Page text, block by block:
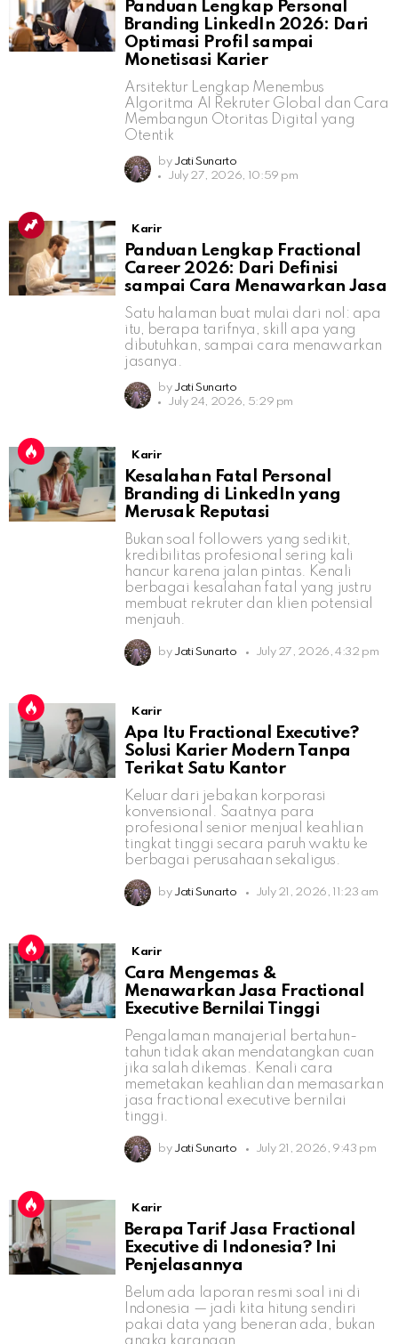
Panduan Lengkap Personal
Branding LinkedIn 2026: Dari
Optimasi Profil sampai
Monetisasi Karier
Arsitektur Lengkap Menembus
Algoritma AI Rekruter Global dan Cara
Membangun Otoritas Digital yang
Otentik
by Jati Sunarto
July 27, 2026, 10:59 pm
Karir
Panduan Lengkap Fractional
Career 2026: Dari Definisi
sampai Cara Menawarkan Jasa
Satu halaman buat mulai dari nol: apa
itu, berapa tarifnya, skill apa yang
dibutuhkan, sampai cara menawarkan
jasanya.
by Jati Sunarto
July 24, 2026, 5:29 pm
Karir
Kesalahan Fatal Personal
Branding di LinkedIn yang
Merusak Reputasi
Bukan soal followers yang sedikit,
kredibilitas profesional sering kali
hancur karena jalan pintas. Kenali
berbagai kesalahan fatal yang justru
membuat rekruter dan klien potensial
menjauh.
by Jati Sunarto July 27, 2026, 4:32 pm
Karir
Apa Itu Fractional Executive?
Solusi Karier Modern Tanpa
Terikat Satu Kantor
Keluar dari jebakan korporasi
konvensional. Saatnya para
profesional senior menjual keahlian
tingkat tinggi secara paruh waktu ke
berbagai perusahaan sekaligus.
by Jati Sunarto July 21, 2026, 11:23 am
Karir
Cara Mengemas &
Menawarkan Jasa Fractional
Executive Bernilai Tinggi
Pengalaman manajerial bertahun-
tahun tidak akan mendatangkan cuan
jika salah dikemas. Kenali cara
memetakan keahlian dan memasarkan
jasa fractional executive bernilai
tinggi.
by Jati Sunarto July 21, 2026, 9:43 pm
Karir
Berapa Tarif Jasa Fractional
Executive di Indonesia? Ini
Penjelasannya
Belum ada laporan resmi soal ini di
Indonesia — jadi kita hitung sendiri
pakai data yang beneran ada, bukan